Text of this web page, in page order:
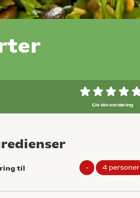
Giv din vurdering
til - 4 personer